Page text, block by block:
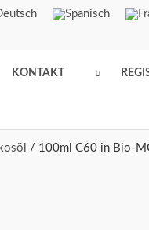
KONTAKT
/ 100ml C60 in Bio-